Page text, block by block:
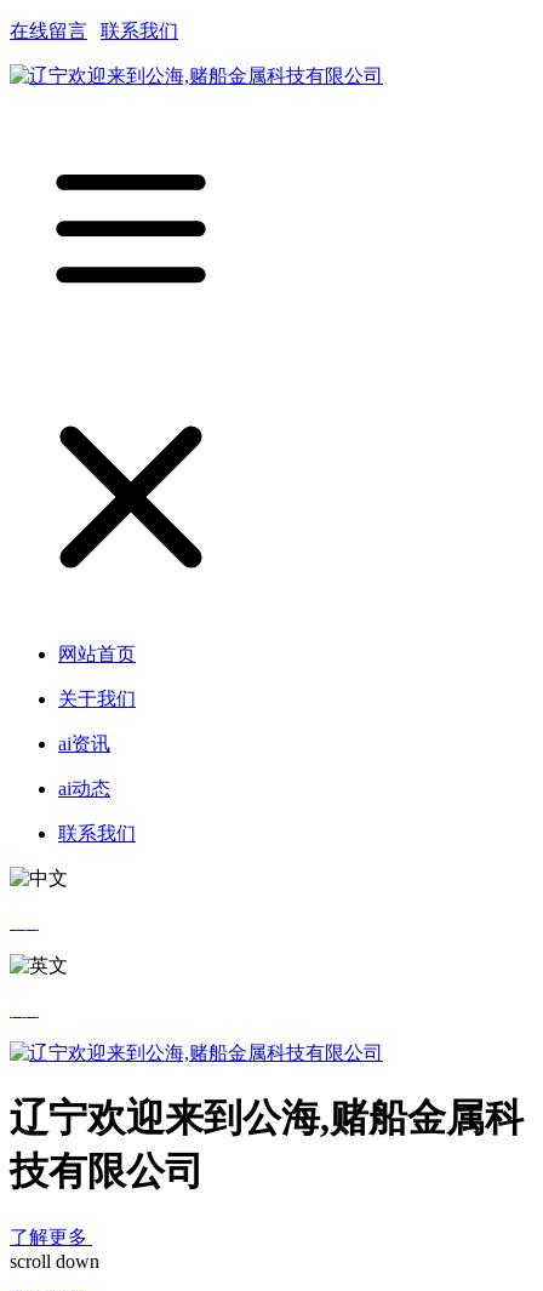
在线留言 联系我们
网站首页
关于我们
ai资讯
ai动态
联系我们
辽宁欢迎来到公海,赌船金属科
技有限公司
了解更多
scroll down